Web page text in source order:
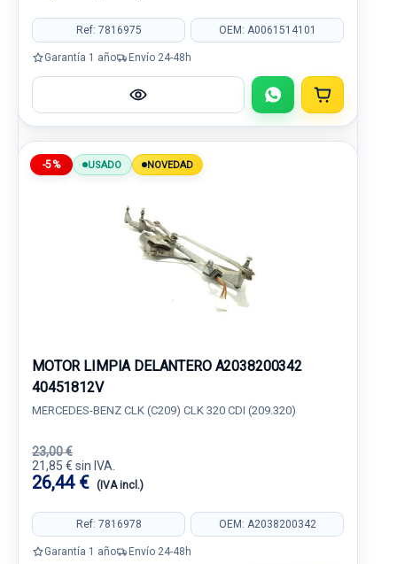
Ref: 7816975 OEM: A0061514101
Garantía 1 año Envío 24-48h
-5% USADO NOVEDAD
MOTOR LIMPIA DELANTERO A2038200342
40451812V
MERCEDES-BENZ CLK (C209) CLK 320 CDI (209.320)
23,00 €
21,85 € sin IVA.
26,44 € (IVA incl.)
Ref: 7816978 OEM: A2038200342
Garantía 1 año Envío 24-48h